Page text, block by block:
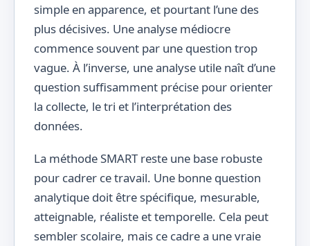
simple en apparence, et pourtant l’une des
plus décisives. Une analyse médiocre
commence souvent par une question trop
vague. À l’inverse, une analyse utile naît d’une
question suffisamment précise pour orienter
la collecte, le tri et l’interprétation des
données.
La méthode SMART reste une base robuste
pour cadrer ce travail. Une bonne question
analytique doit être spécifique, mesurable,
atteignable, réaliste et temporelle. Cela peut
sembler scolaire, mais ce cadre a une vraie